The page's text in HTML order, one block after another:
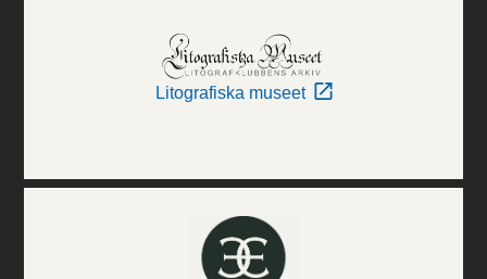
Litografiska museet